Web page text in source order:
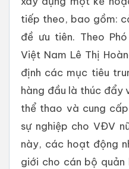
tiếp theo, bao gồm:
đề ưu tiên. Theo
Việt Nam Lê Thị
định các mục tiêu
hàng đầu là thúc đẩy
thể thao và cung
sự nghiệp cho VĐV
này, các hoạt động
giới cho cán bộ